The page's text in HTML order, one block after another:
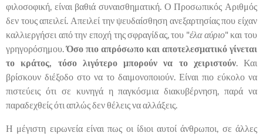
φιλοσοφική, είναι βαθιά συναισθηματική. Ο Προσωπικός Αριθμός
δεν τους απειλεί. Απειλεί την ψευδαίσθηση ανεξαρτησίας που είχαν
καλλιεργήσει από την εποχή της σφραγίδας, του "έλα αύριο" και του
γρηγορόσημου.Όσο πιο απρόσωπο και αποτελεσματικό γίνεται
το κράτος, τόσο λιγότερο μπορούν να το χειριστούν. Και
βρίσκουν διέξοδο στο να το δαιμονοποιούν. Είναι πιο εύκολο να
πιστεύεις ότι σε κυνηγά η παγκόσμια διακυβέρνηση, παρά να
παραδεχθείς ότι απλώς δεν θέλεις να αλλάξεις.
Η μέγιστη ειρωνεία είναι πως οι ίδιοι αυτοί άνθρωποι, σε άλλες